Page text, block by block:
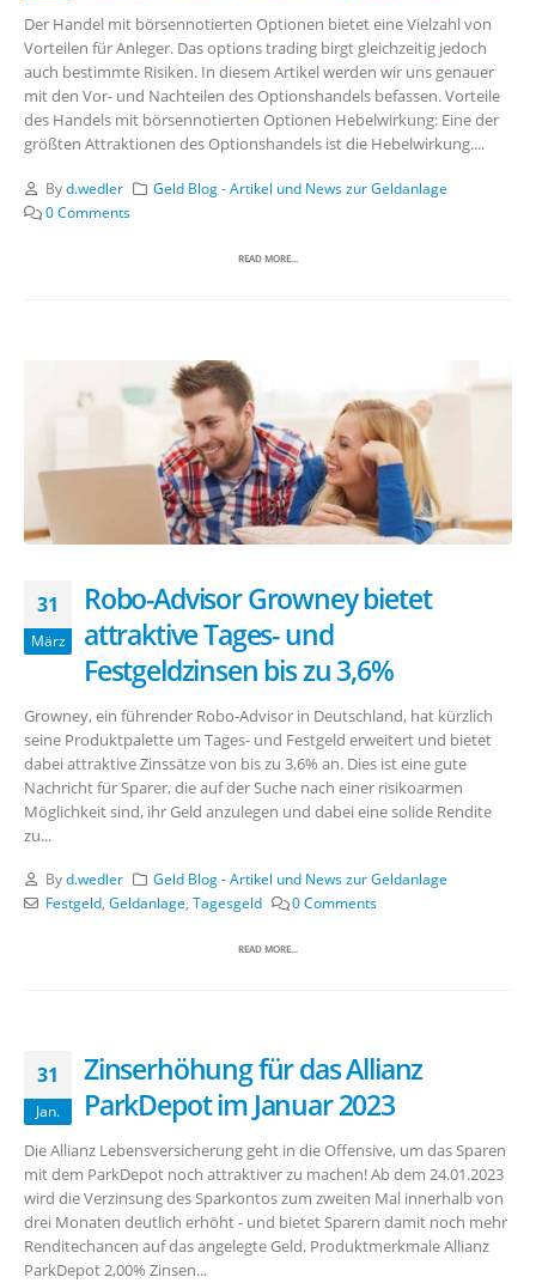
Der Handel mit börsennotierten Optionen bietet eine Vielzahl von
Vorteilen für Anleger. Das options trading birgt gleichzeitig jedoch
auch bestimmte Risiken. In diesem Artikel werden wir uns genauer
mit den Vor- und Nachteilen des Optionshandels befassen. Vorteile
des Handels mit börsennotierten Optionen Hebelwirkung: Eine der
größten Attraktionen des Optionshandels ist die Hebelwirkung....
Byd.wedler
Geld Blog - Artikel und News zur Geldanlage
0 Comments
READ MORE...
31
März
Robo-Advisor Growney bietet
attraktive Tages- und
Festgeldzinsen bis zu 3,6%
Growney, ein führender Robo-Advisor in Deutschland, hat kürzlich
seine Produktpalette um Tages- und Festgeld erweitert und bietet
dabei attraktive Zinssätze von bis zu 3,6% an. Dies ist eine gute
Nachricht für Sparer, die auf der Suche nach einer risikoarmen
Möglichkeit sind, ihr Geld anzulegen und dabei eine solide Rendite
zu...
Byd.wedler
Geld Blog - Artikel und News zur Geldanlage
Festgeld, Geldanlage Tagesgeld 0 Comments
READ MORE...
31
Jan.
Zinserhöhung für das Allianz
ParkDepot im Januar 2023
Die Allianz Lebensversicherung geht in die Offensive, um das Sparen
mit dem ParkDepot noch attraktiver zu machen! Ab dem 24.01.2023
wird die Verzinsung des Sparkontos zum zweiten Mal innerhalb von
drei Monaten deutlich erhöht - und bietet Sparern damit noch mehr
Renditechancen auf das angelegte Geld. Produktmerkmale Allianz
ParkDepot 2,00% Zinsen...